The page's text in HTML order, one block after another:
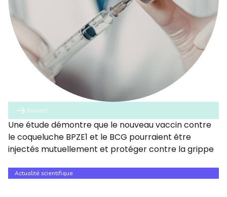
Suivant
Une étude démontre que le nouveau vaccin contre
le coqueluche BPZE1 et le BCG pourraient être
injectés mutuellement et protéger contre la grippe
Actualité scientifique